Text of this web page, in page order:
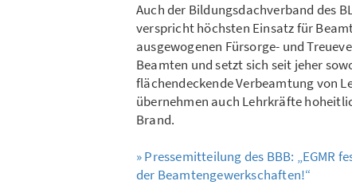
Auch der Bildungsdachverband des
verspricht höchsten Einsatz für
ausgewogenen Fürsorge- und
Beamten und setzt sich seit jeher
flächendeckende Verbeamtung von
übernehmen auch Lehrkräfte
Brand.
» Pressemitteilung des BBB:
der Beamtengewerkschaften!“